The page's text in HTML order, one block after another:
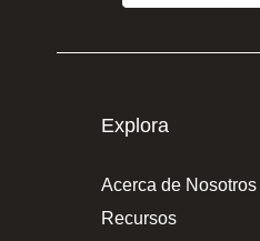
Explora
Acerca de Nosotros
Recursos